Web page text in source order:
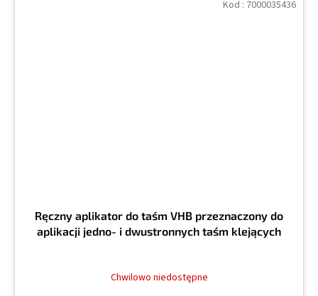
Ręczny aplikator do taśm VHB przeznaczony do
aplikacji jedno- i dwustronnych taśm klejących
Chwilowo niedostępne
Kod : 7000035436